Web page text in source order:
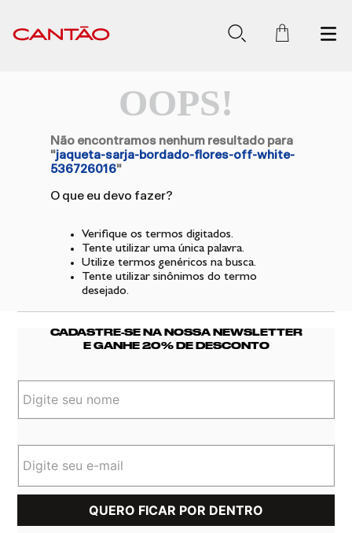
OOPS!
Não encontramos nenhum resultado para
"jaqueta-sarja-bordado-flores-off-white-
536726016"
O que eu devo fazer?
Verifique os termos digitados.
Tente utilizar uma única palavra.
Utilize termos genéricos na busca.
Tente utilizar sinônimos do termo
desejado.
CADASTRE-SE NA NOSSA NEWSLETTER
E GANHE 20% DE DESCONTO